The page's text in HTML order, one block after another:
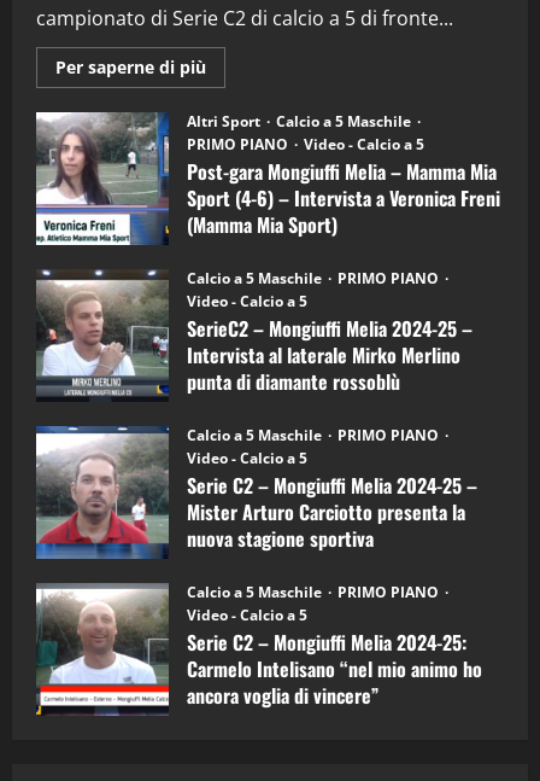
campionato di Serie C2 di calcio a 5 di fronte...
Per saperne di più
informazioni
Post-
gara
Mongiuffi
Melia
–
Mamma
Mia
Sport
6)
–
Intervista
a
mister
Arturo
Carciotto
(Mongiuffi
Altri Sport
Calcio a 5 Maschile
PRIMO PIANO
Video - Calcio a 5
Post-gara Mongiuffi Melia – Mamma Mia
Sport (4-6) – Intervista a Veronica Freni
(Mamma Mia Sport)
Calcio a 5 Maschile
PRIMO PIANO
Video - Calcio a 5
SerieC2 – Mongiuffi Melia 2024-25 –
Intervista al laterale Mirko Merlino
punta di diamante rossoblù
Calcio a 5 Maschile
PRIMO PIANO
Video - Calcio a 5
Serie C2 – Mongiuffi Melia 2024-25 –
Mister Arturo Carciotto presenta la
nuova stagione sportiva
Calcio a 5 Maschile
PRIMO PIANO
Video - Calcio a 5
Serie C2 – Mongiuffi Melia 2024-25:
Carmelo Intelisano “nel mio animo ho
ancora voglia di vincere”
2 28/04/2026
3
"SportEmpire" in Podcast
“SportEmpire” in Podcast: 28^ Puntata
(Martedi 21 Aprile 2026)
21/04/2026
4
“SportEmpire” in Podcast: 27^ Puntata
(Martedi 14 Aprile 2026)
15/04/2026
5
“SportEmpire” in Podcast: 26^ Puntata
(Martedi 07 Aprile 2026)
08/04/2026
1
“SportEmpire” in Podcast: 30^ Puntata
(Martedi 05 Maggio 2026)
08/05/2026